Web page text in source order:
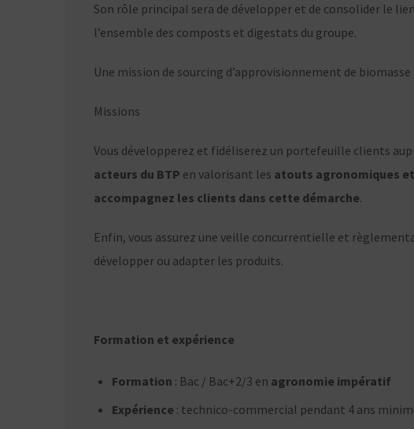
Son rôle principal sera de développer et de consolider le
l’ensemble des composts et digestats du groupe.
Une mission de sourcing d’approvisionnement de
Missions
Vous développerez et fidéliserez un portefeuille clients
acteurs du BTP en valorisant les atouts agronomiques
accompagnez les clients dans cette démarche.
Enfin, vous assurez une veille concurrentielle et
développer ou adapter les produits.
Formation et expérience
Formation : Bac / Bac+2/3 en agronomie impératif
Expérience : technico-commercial pendant 4 ans